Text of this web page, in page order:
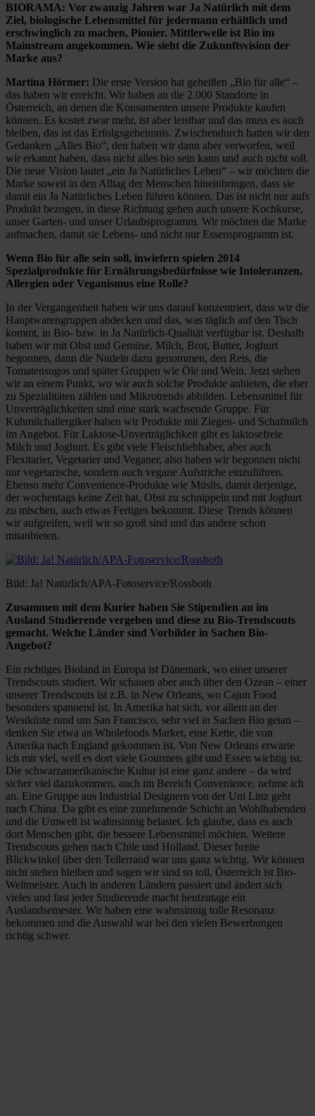
BIORAMA: Vor zwanzig Jahren war Ja Natürlich mit dem
Ziel, biologische Lebensmittel für jedermann erhältlich und
erschwinglich zu machen, Pionier. Mittlerweile ist Bio im
Mainstream angekommen. Wie sieht die Zukunftsvision der
Marke aus?
Martina Hörmer: Die erste Version hat geheißen „Bio für alle“ –
das haben wir erreicht. Wir haben an die 2.000 Standorte in
Österreich, an denen die Konsumenten unsere Produkte kaufen
können. Es kostet zwar mehr, ist aber leistbar und das muss es auch
bleiben, das ist das Erfolgsgeheimnis. Zwischendurch hatten wir den
Gedanken „Alles Bio“, den haben wir dann aber verworfen, weil
wir erkannt haben, dass nicht alles bio sein kann und auch nicht soll.
Die neue Vision lautet „ein Ja Natürliches Leben“ – wir möchten die
Marke soweit in den Alltag der Menschen hineinbringen, dass sie
damit ein Ja Natürliches Leben führen können. Das ist nicht nur aufs
Produkt bezogen, in diese Richtung gehen auch unsere Kochkurse,
unser Garten- und unser Urlaubsprogramm. Wir möchten die Marke
aufmachen, damit sie Lebens- und nicht nur Essensprogramm ist.
Wenn Bio für alle sein soll, inwiefern spielen 2014
Spezialprodukte für Ernährungsbedürfnisse wie Intoleranzen,
Allergien oder Veganismus eine Rolle?
In der Vergangenheit haben wir uns darauf konzentriert, dass wir die
Hauptwarengruppen abdecken und das, was täglich auf den Tisch
kommt, in Bio- bzw. in Ja Natürlich-Qualität verfügbar ist. Deshalb
haben wir mit Obst und Gemüse, Milch, Brot, Butter, Joghurt
begonnen, dann die Nudeln dazu genommen, den Reis, die
Tomatensugos und später Gruppen wie Öle und Wein. Jetzt stehen
wir an einem Punkt, wo wir auch solche Produkte anbieten, die eher
zu Spezialitäten zählen und Mikrotrends abbilden. Lebensmittel für
Unverträglichkeiten sind eine stark wachsende Gruppe. Für
Kuhmilchallergiker haben wir Produkte mit Ziegen- und Schafmilch
im Angebot. Für Laktose-Unverträglichkeit gibt es laktosefreie
Milch und Joghurt. Es gibt viele Fleischliebhaber, aber auch
Flexitarier, Vegetarier und Veganer, also haben wir begonnen nicht
nur vegetarische, sondern auch vegane Aufstriche einzuführen.
Ebenso mehr Convenience-Produkte wie Müslis, damit derjenige,
der wochentags keine Zeit hat, Obst zu schnippeln und mit Joghurt
zu mischen, auch etwas Fertiges bekommt. Diese Trends können
wir aufgreifen, weil wir so groß sind und das andere schon
mitanbieten.
Bild: Ja! Natürlich/APA-Fotoservice/Rossboth
Zusammen mit dem Kurier haben Sie Stipendien an im
Ausland Studierende vergeben und diese zu Bio-Trendscouts
gemacht. Welche Länder sind Vorbilder in Sachen Bio-
Angebot?
Ein richtiges Bioland in Europa ist Dänemark, wo einer unserer
Trendscouts studiert. Wir schauen aber auch über den Ozean – einer
unserer Trendscouts ist z.B. in New Orleans, wo Cajun Food
besonders spannend ist. In Amerika hat sich, vor allem an der
Westküste rund um San Francisco, sehr viel in Sachen Bio getan –
denken Sie etwa an Wholefoods Market, eine Kette, die von
Amerika nach England gekommen ist. Von New Orleans erwarte
ich mir viel, weil es dort viele Gourmets gibt und Essen wichtig ist.
Die schwarzamerikanische Kultur ist eine ganz andere – da wird
sicher viel dazukommen, auch im Bereich Convenience, nehme ich
an. Eine Gruppe aus Industrial Designern von der Uni Linz geht
nach China. Da gibt es eine zunehmende Schicht an Wohlhabenden
und die Umwelt ist wahnsinnig belastet. Ich glaube, dass es auch
dort Menschen gibt, die bessere Lebensmittel möchten. Weitere
Trendscouts gehen nach Chile und Holland. Dieser breite
Blickwinkel über den Tellerrand war uns ganz wichtig. Wir können
nicht stehen bleiben und sagen wir sind so toll, Österreich ist Bio-
Weltmeister. Auch in anderen Ländern passiert und ändert sich
vieles und fast jeder Studierende macht heutzutage ein
Auslandsemester. Wir haben eine wahnsinnig tolle Resonanz
bekommen und die Auswahl war bei den vielen Bewerbungen
richtig schwer.